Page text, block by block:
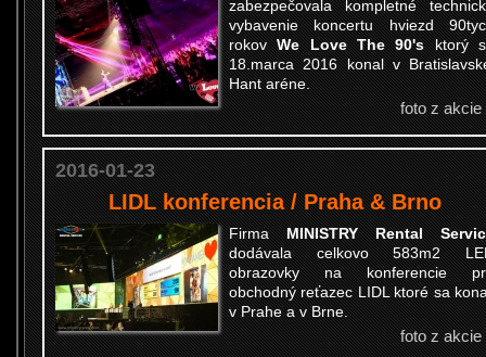
zabezpečovala kompletné
vybaveniekoncertu hviezd
rokov We Love The 90'sktorý
18.marca 2016 konal v
Hant aréne.
foto z akcie
2016-01-23
LIDL konferencia / Praha & Brno
FirmaMINISTRY Rental
dodávala celkovo 583m2
obrazovky na konferencie
obchodný reťazec LIDL ktoré sa
v Prahe a v Brne.
foto z akcie